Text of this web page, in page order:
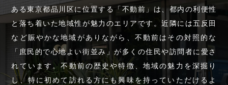
ある東京都品川区に位置する「不動前」は、都内の利便性
と落ち着いた地域性が魅力のエリアです。近隣には五反田
など賑やかな地域がありながら、不動前はその対照的な
「庶民的で心地よい街並み」が多くの住民や訪問者に愛さ
れています。不動前の歴史や特徴、地域の魅力を深掘り
し、特に初めて訪れる方にも興味を持っていただけるよ